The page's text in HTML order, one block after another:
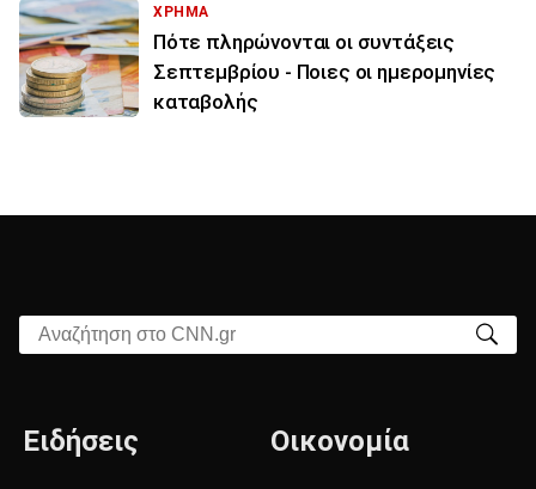
ΧΡΗΜΑ
Πότε πληρώνονται οι συντάξεις
Σεπτεμβρίου - Ποιες οι ημερομηνίες
καταβολής
Αναζήτηση στο CNN.gr
Ειδήσεις Οικονομία